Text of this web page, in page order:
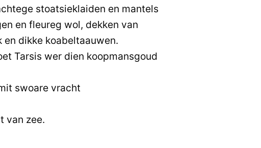
stoatsieklaiden en mantels
en fleureg wol, dekken van
dikke koabeltaauwen.
Tarsis wer dien koopmansgoud
swoare vracht
van zee.